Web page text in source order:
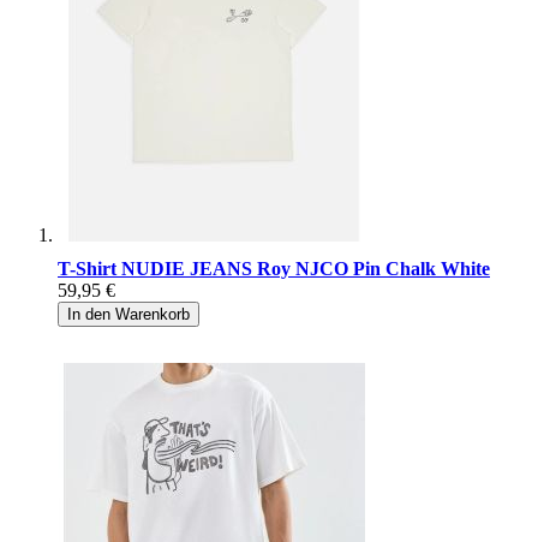
T-Shirt NUDIE JEANS Roy NJCO Pin Chalk White
59,95 €
In den Warenkorb